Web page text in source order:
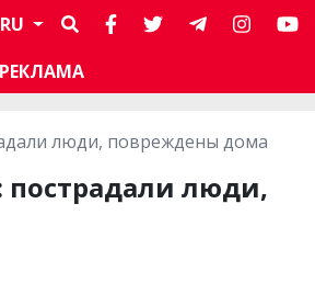
RU
РЕКЛАМА
люди, повреждены дома
пострадали люди,